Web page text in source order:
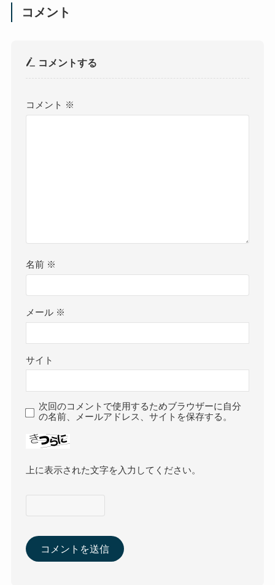
コメント
コメントする
コメント ※
名前 ※
メール ※
サイト
次回のコメントで使用するためブラウザーに自分
の名前、メールアドレス、サイトを保存する。
上に表示された文字を入力してください。